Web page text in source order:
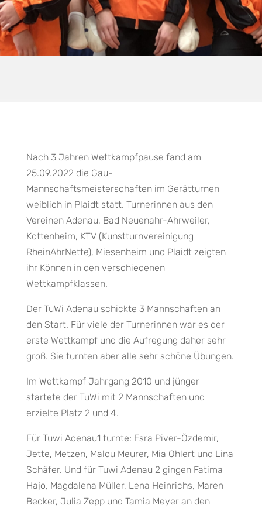
Nach 3 Jahren Wettkampfpause fand am
25.09.2022 die Gau-
Mannschaftsmeisterschaften im Gerätturnen
weiblich in Plaidt statt. Turnerinnen aus den
Vereinen Adenau, Bad Neuenahr-Ahrweiler,
Kottenheim, KTV (Kunstturnvereinigung
RheinAhrNette), Miesenheim und Plaidt zeigten
ihr Können in den verschiedenen
Wettkampfklassen.
Der TuWi Adenau schickte 3 Mannschaften an
den Start. Für viele der Turnerinnen war es der
erste Wettkampf und die Aufregung daher sehr
groß. Sie turnten aber alle sehr schöne Übungen.
Im Wettkampf Jahrgang 2010 und jünger
startete der TuWi mit 2 Mannschaften und
erzielte Platz 2 und 4.
Für Tuwi Adenau1 turnte: Esra Piver-Özdemir,
Jette, Metzen, Malou Meurer, Mia Ohlert und Lina
Schäfer. Und für Tuwi Adenau 2 gingen Fatima
Hajo, Magdalena Müller, Lena Heinrichs, Maren
Becker, Julia Zepp und Tamia Meyer an den